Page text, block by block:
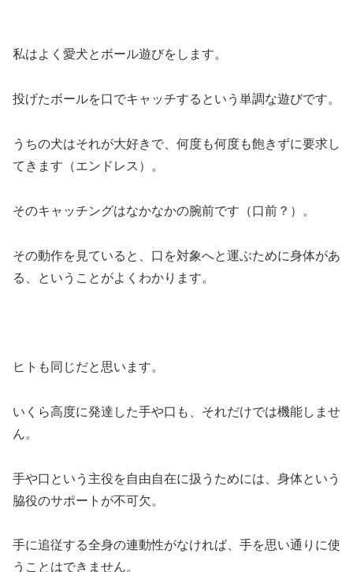
私はよく愛犬とボール遊びをします。
投げたボールを口でキャッチするという単調な遊びです。
うちの犬はそれが大好きで、何度も何度も飽きずに要求し
てきます（エンドレス）。
そのキャッチングはなかなかの腕前です（口前？）。
その動作を見ていると、口を対象へと運ぶために身体があ
る、ということがよくわかります。
ヒトも同じだと思います。
いくら高度に発達した手や口も、それだけでは機能しませ
ん。
手や口という主役を自由自在に扱うためには、身体という
脇役のサポートが不可欠。
手に追従する全身の連動性がなければ、手を思い通りに使
うことはできません。